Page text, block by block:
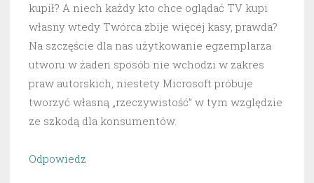
kupił? A niech każdy kto chce oglądać TV kupi
własny wtedy Twórca zbije więcej kasy, prawda?
Na szczęście dla nas użytkowanie egzemplarza
utworu w żaden sposób nie wchodzi w zakres
praw autorskich, niestety Microsoft próbuje
tworzyć własną „rzeczywistość” w tym względzie
ze szkodą dla konsumentów.
Odpowiedz